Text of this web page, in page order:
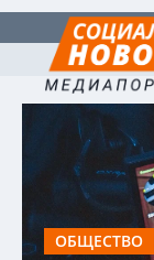
ОБЩЕСТВО